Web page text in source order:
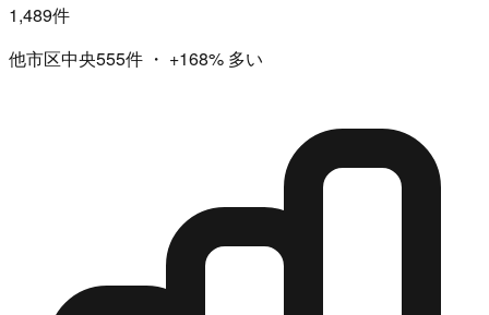
1,489件
他市区中央555件 ・ +168% 多い